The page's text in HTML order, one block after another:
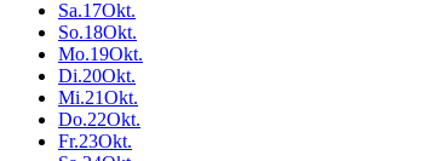
Sa.17Okt.
So.18Okt.
Mo.19Okt.
Di.20Okt.
Mi.21Okt.
Do.22Okt.
Fr.23Okt.